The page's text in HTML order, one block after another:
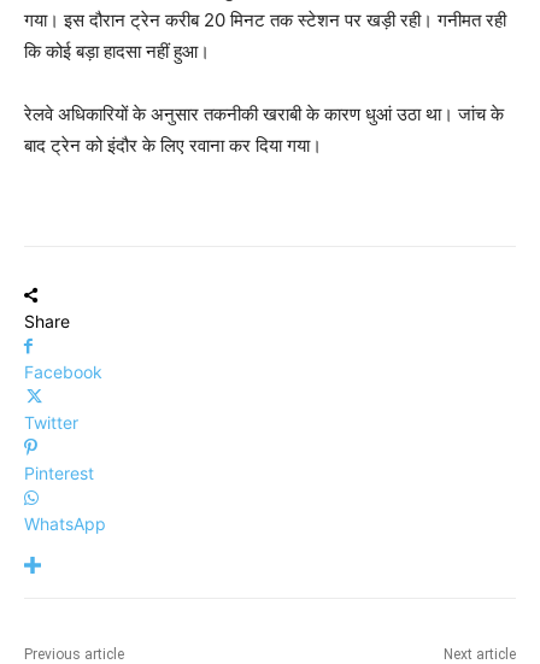
गया। इस दौरान ट्रेन करीब 20 मिनट तक स्टेशन पर खड़ी रही। गनीमत रही
कि कोई बड़ा हादसा नहीं हुआ।
रेलवे अधिकारियों के अनुसार तकनीकी खराबी के कारण धुआं उठा था। जांच के
बाद ट्रेन को इंदौर के लिए रवाना कर दिया गया।
Share
Facebook
Twitter
Pinterest
WhatsApp
Previous article Next article